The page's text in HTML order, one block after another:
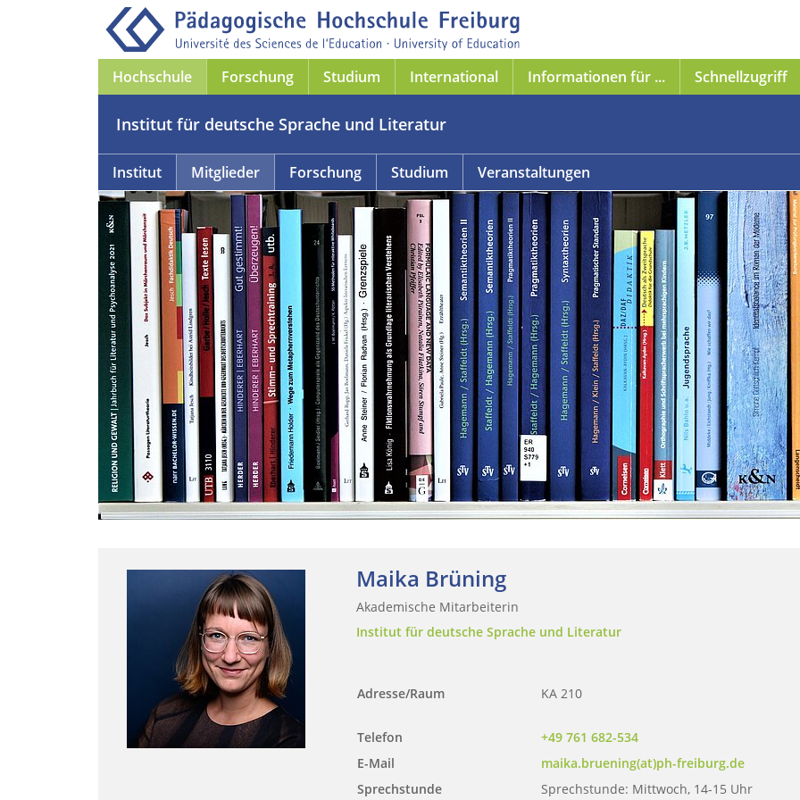
Hochschule Forschung Studium International Informationen für ... Schnellzugriff
Institut für deutsche Sprache und Literatur
Institut Mitglieder Forschung Studium Veranstaltungen
Maika Brüning
Akademische Mitarbeiterin
Institut für deutsche Sprache und Literatur
Adresse/Raum KA 210
Telefon
+49 761 682-534
E-Mail
maika.bruening(at)ph-freiburg.de
Sprechstunde
Sprechstunde: Mittwoch, 14-15 Uhr